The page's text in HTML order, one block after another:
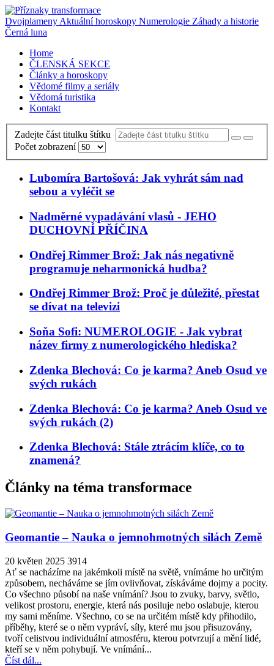
Dvojplameny Aktuální horoskopy Numerologie Záhady a historie
Černá luna
Home
ČLENSKÁ SEKCE
Články a horoskopy
Vědomé filmy a seriály
Vědomá turistika
Kontakt
Zadejte část titulku štítku
Počet zobrazení
Lubomíra Bartošová: Jak vyhrát sám nad
sebou a vyléčit se
Nadměrné vypadávání vlasů - JEHO
DUCHOVNÍ PŘÍČINA
Ondřej Rimmer Brož: Jak nás negativně
programuje neharmonická hudba?
Ondřej Rimmer Brož: Proč je důležité, přestat
se dívat na televizi
Soňa Sofi: NUMEROLOGIE - Jak vybrat
název firmy z numerologického hlediska?
Zdenka Blechová: Co je karma? Aneb Osud ve
svých rukách
Zdenka Blechová: Co je karma? Aneb Osud ve
svých rukách (2)
Zdenka Blechová: Stále ztrácím klíče, co to
znamená?
Články na téma transformace
Geomantie – Nauka o jemnohmotných silách Země
20 květen 2025 3914
Ať se nacházíme na jakémkoli místě na světě, vnímáme ho určitým
způsobem, necháváme se jím ovlivňovat, získáváme dojmy a pocity.
Co všechno působí na naše vnímání? Jsou to zvuky, barvy, světlo,
velikost prostoru, energie, která nás posiluje nebo oslabuje, kterou
my sami měníme. Všechno, co se na určitém místě kdy přihodilo,
příběhy, které se o něm vypráví, síly, které mu jsou přisuzovány,
tvoří celistvou individuální atmosféru, kterou potvrzují a mění lidé,
kteří se v něm pohybují. Ve vnímání...
Číst dál...